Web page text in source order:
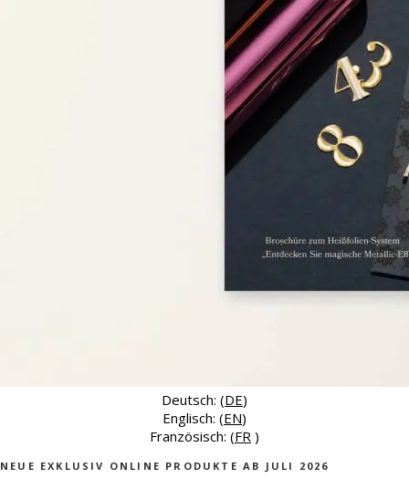
Deutsch: (DE)
Englisch: (EN)
Französisch: (FR )
NEUE EXKLUSIV ONLINE PRODUKTE AB JULI 2026